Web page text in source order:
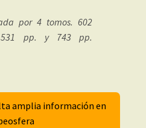
por 4 tomos. 602
pp. y 743 pp.
amplia información en